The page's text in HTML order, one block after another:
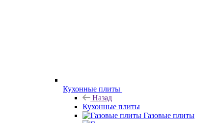
Кухонные плиты
Назад
Кухонные плиты
Газовые плиты